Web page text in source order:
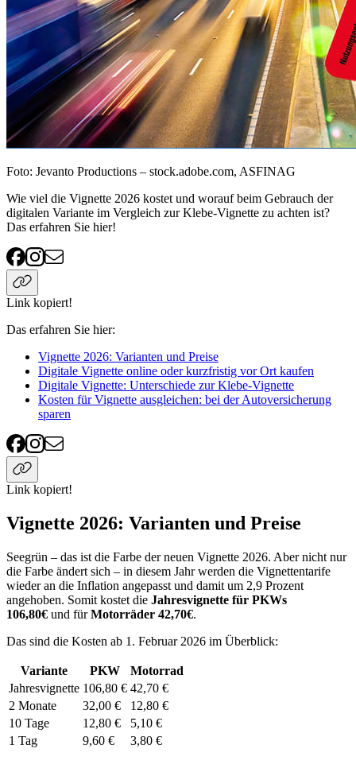
Foto: Jevanto Productions – stock.adobe.com, ASFINAG
Wie viel die Vignette 2026 kostet und worauf beim Gebrauch der
digitalen Variante im Vergleich zur Klebe-Vignette zu achten ist?
Das erfahren Sie hier!
Link kopiert!
Das erfahren Sie hier:
Vignette 2026: Varianten und Preise
Digitale Vignette online oder kurzfristig vor Ort kaufen
Digitale Vignette: Unterschiede zur Klebe-Vignette
Kosten für Vignette ausgleichen: bei der Autoversicherung
sparen
Link kopiert!
Vignette 2026: Varianten und Preise
Seegrün – das ist die Farbe der neuen Vignette 2026. Aber nicht nur
die Farbe ändert sich – in diesem Jahr werden die Vignettentarife
wieder an die Inflation angepasst und damit um 2,9 Prozent
angehoben. Somit kostet die Jahresvignette für PKWs
106,80€ und fürMotorräder 42,70€.
Das sind die Kosten ab 1. Februar 2026 im Überblick:
Variante PKW
Motorrad
Jahresvignette 106,80 € 42,70 €
2 Monate
32,00 €
12,80 €
10 Tage
12,80 €
5,10 €
1 Tag
9,60 € 3,80 €